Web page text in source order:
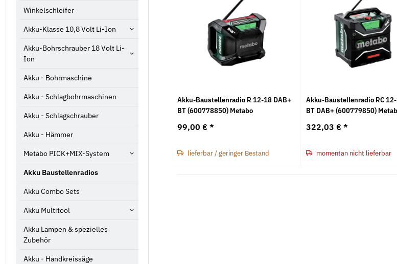
Akku-Baustellenradio R 12-18 DAB+
BT (600778850) Metabo
99,00 €*
lieferbar / geringer Bestand
Akku-Baustellenradio RC
BT DAB+ (600779850)
322,03 €*
momentan nicht lieferbar
Winkelschleifer
Akku-Klasse 10,8 Volt Li-Ion
Akku-Bohrschrauber 18 Volt Li-
Ion
Akku - Bohrmaschine
Akku - Schlagbohrmaschinen
Akku - Schlagschrauber
Akku - Hämmer
Metabo PICK+MIX-System
Akku Baustellenradios
Akku Combo Sets
Akku Multitool
Akku Lampen & spezielles
Zubehör
Akku - Handkreissäge